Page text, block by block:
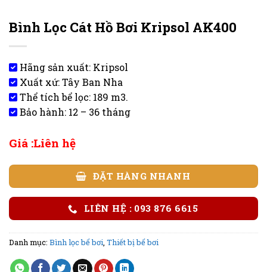
Bình Lọc Cát Hồ Bơi Kripsol AK400
Hãng sản xuất: Kripsol
Xuất xứ:Tây Ban Nha
Thể tích bể lọc: 189 m3.
Bảo hành: 12 – 36 tháng
Giá :Liên hệ
ĐẶT HÀNG NHANH
LIÊN HỆ : 093 876 6615
Danh mục: Bình lọc bể bơi Thiết bị bể bơi